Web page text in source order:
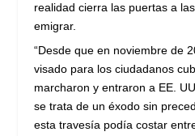
realidad cierra las puertas a
emigrar.
“Desde que en noviembre de
visado para los ciudadanos
marcharon y entraron a EE.
se trata de un éxodo sin
esta travesía podía costar